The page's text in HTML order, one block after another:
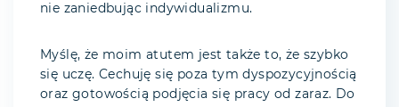
nie zaniedbując indywidualizmu.
Myślę, że moim atutem jest także to, że szybko
się uczę. Cechuję się poza tym dyspozycyjnością
oraz gotowością podjęcia się pracy od zaraz. Do